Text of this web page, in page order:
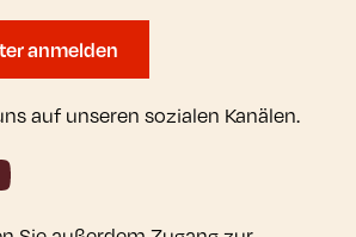
anmelden
auf unseren sozialen Kanälen.